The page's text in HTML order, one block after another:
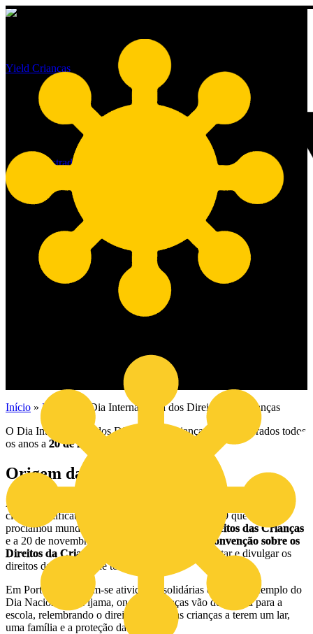
Yield Crianças
Dia Internacional dos Direitos
das Crianças
By administrador
Início »Notícias
Dia Internacional dos Direitos das Crianças
O Dia Internacional dos Direitos das Crianças é comemorados todos
os anos a 20 de novembro
Origem da Data
A origem do Dia Internacional dos Direitos da Criança é bastante
clara e significativa: foi a 20 de novembro de 1959 que se
proclamou mundialmente a
Declaração dos Direitos das Crianças
e a 20 de novembro de 1989 que se adotou a
Convenção sobre os
Direitos da Criança
. O objetivo da data é salientar e divulgar os
direitos das crianças de todo o mundo.
Em Portugal realizam-se atividades solidárias como é o exemplo do
Dia Nacional do Pijama, onde as crianças vão de pijama para a
escola, relembrando o direito de todas as crianças a terem um lar,
uma família e a proteção da sociedade.